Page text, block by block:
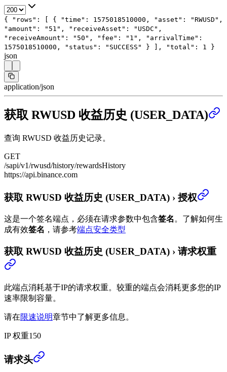
{ "rows" : [ { "time" : 1575018510000 , "asset" : "RWUSD" ,
"amount" : "51" , "receiveAsset" : "USDC" ,
"receiveAmount" : "50" , "fee" : "1" , "arrivalTime" :
1575018510000 , "status" : "SUCCESS" } ], "total" : 1 }
json
application/json
获取 RWUSD 收益历史 (USER_DATA)
查询 RWUSD 收益历史记录。
GET
/sapi/v1/rwusd/history/rewardsHistory
https://api.binance.com
获取 RWUSD 收益历史 (USER_DATA) › 授权
这是一个签名端点，必须在请求参数中包含签名 。 了解如何生
成有效签名 ，请参考端点安全类型
获取 RWUSD 收益历史 (USER_DATA) › 请求权重
此端点消耗基于IP的请求权重。较重的端点会消耗更多您的IP
速率限制容量。
请在限速说明章节中了解更多信息。
IP 权重150
获取 RWUSD 收益历史 (USER_DATA)
请求头